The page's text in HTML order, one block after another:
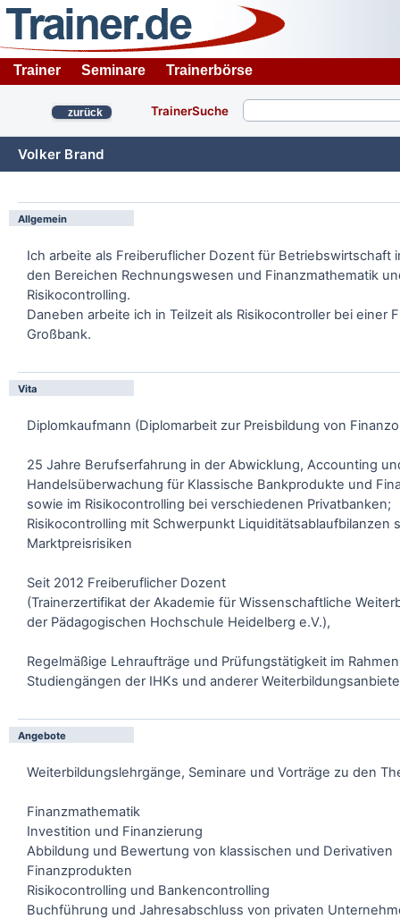
Trainer Seminare Trainerbörse
zurück TrainerSuche
Volker Brand
Allgemein
Ich arbeite als Freiberuflicher Dozent für Betriebswirtschaft
den Bereichen Rechnungswesen und Finanzmathematik
Risikocontrolling.
Daneben arbeite ich in Teilzeit als Risikocontroller bei einer
Großbank.
Vita
Diplomkaufmann (Diplomarbeit zur Preisbildung von
25 Jahre Berufserfahrung in der Abwicklung, Accounting
Handelsüberwachung für Klassische Bankprodukte und
sowie im Risikocontrolling bei verschiedenen Privatbanken;
Risikocontrolling mit Schwerpunkt Liquiditätsablaufbilanzen
Marktpreisrisiken
Seit 2012 Freiberuflicher Dozent
(Trainerzertifikat der Akademie für Wissenschaftliche
der Pädagogischen Hochschule Heidelberg e.V.),
Regelmäßige Lehraufträge und Prüfungstätigkeit im
Studiengängen der IHKs und anderer
Angebote
Weiterbildungslehrgänge, Seminare und Vorträge zu den
Finanzmathematik
Investition und Finanzierung
Abbildung und Bewertung von klassischen und Derivativen
Finanzprodukten
Risikocontrolling und Bankencontrolling
Buchführung und Jahresabschluss von privaten